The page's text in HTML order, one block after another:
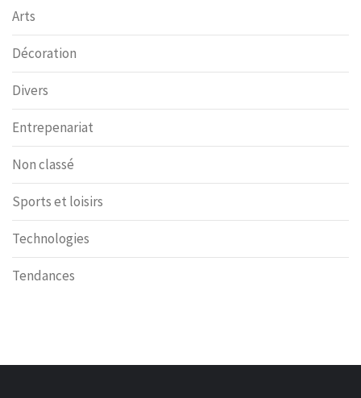
Arts
Décoration
Divers
Entrepenariat
Non classé
Sports et loisirs
Technologies
Tendances